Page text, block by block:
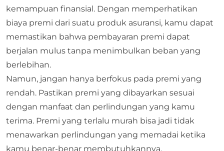
kemampuan finansial. Dengan memperhatikan
biaya premi dari suatu produk asuransi, kamu dapat
memastikan bahwa pembayaran premi dapat
berjalan mulus tanpa menimbulkan beban yang
berlebihan.
Namun, jangan hanya berfokus pada premi yang
rendah. Pastikan premi yang dibayarkan sesuai
dengan manfaat dan perlindungan yang kamu
terima. Premi yang terlalu murah bisa jadi tidak
menawarkan perlindungan yang memadai ketika
kamu benar-benar membutuhkannya.